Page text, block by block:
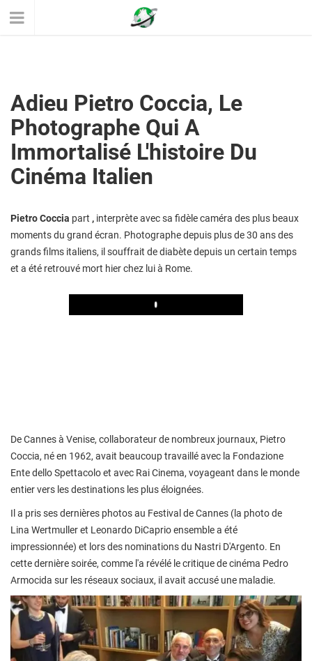
Adieu Pietro Coccia, Le
Photographe Qui A
Immortalisé L'histoire Du
Cinéma Italien
Pietro Coccia part , interprète avec sa fidèle caméra des plus beaux
moments du grand écran. Photographe depuis plus de 30 ans des
grands films italiens, il souffrait de diabète depuis un certain temps
et a été retrouvé mort hier chez lui à Rome.
Play
De Cannes à Venise, collaborateur de nombreux journaux, Pietro
Coccia, né en 1962, avait beaucoup travaillé avec la Fondazione
Ente dello Spettacolo et avec Rai Cinema, voyageant dans le monde
entier vers les destinations les plus éloignées.
Il a pris ses dernières photos au Festival de Cannes (la photo de
Lina Wertmuller et Leonardo DiCaprio ensemble a été
impressionnée) et lors des nominations du Nastri D'Argento. En
cette dernière soirée, comme l'a révélé le critique de cinéma Pedro
Armocida sur les réseaux sociaux, il avait accusé une maladie.